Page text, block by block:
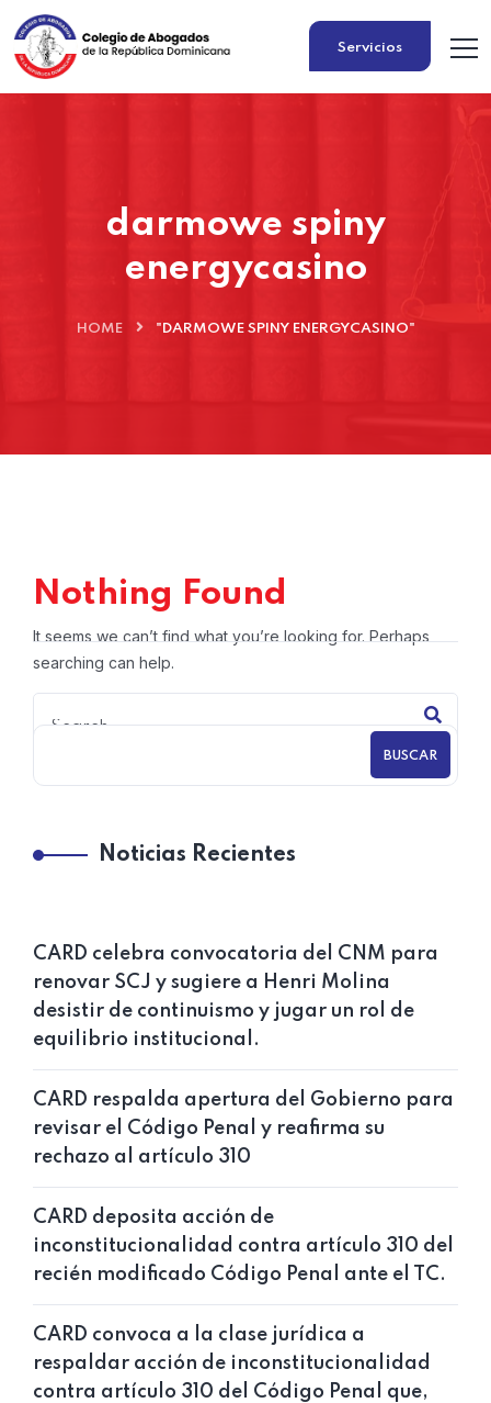
Servicios
darmowe spiny
energycasino
HOME "DARMOWE SPINY ENERGYCASINO"
Nothing Found
It seems we can’t find what you’re looking for. Perhaps
searching can help.
BUSCAR
Noticias Recientes
CARD celebra convocatoria del CNM para
renovar SCJ y sugiere a Henri Molina
desistir de continuismo y jugar un rol de
equilibrio institucional.
CARD respalda apertura del Gobierno para
revisar el Código Penal y reafirma su
rechazo al artículo 310
CARD deposita acción de
inconstitucionalidad contra artículo 310 del
recién modificado Código Penal ante el TC.
CARD convoca a la clase jurídica a
respaldar acción de inconstitucionalidad
contra artículo 310 del Código Penal que,